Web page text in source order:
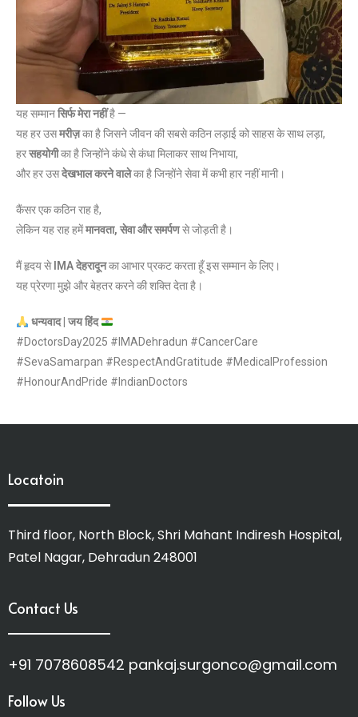
यह सम्मानसिर्फ मेरा नहींहै —
यह हर उसमरीज़का है जिसने जीवन की सबसे कठिन लड़ाई को साहस के साथ लड़ा,
हरसहयोगीका है जिन्होंने कंधे से कंधा मिलाकर साथ निभाया,
और हर उसदेखभाल करने वालेका है जिन्होंने सेवा में कभी हार नहीं मानी।
कैंसर एक कठिन राह है,
लेकिन यह राह हमेंमानवता, सेवा और समर्पणसे जोड़ती है।
मैं हृदय से IMA देहरादूनका आभार प्रकट करता हूँ इस सम्मान के लिए।
यह प्रेरणा मुझे और बेहतर करने की शक्ति देता है।
धन्यवाद | जय हिंद
#DoctorsDay2025 #IMADehradun #CancerCare
#SevaSamarpan #RespectAndGratitude #MedicalProfession
#HonourAndPride #IndianDoctors
Locatoin
Third floor, North Block, Shri Mahant Indiresh Hospital,
Patel Nagar, Dehradun 248001
Contact Us
+91 7078608542 pankaj.surgonco@gmail.com
Follow Us